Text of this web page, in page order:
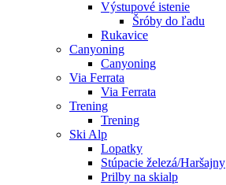
Výstupové istenie
Šróby do ľadu
Rukavice
Canyoning
Canyoning
Via Ferrata
Via Ferrata
Trening
Trening
Ski Alp
Lopatky
Stúpacie železá/Haršajny
Prilby na skialp